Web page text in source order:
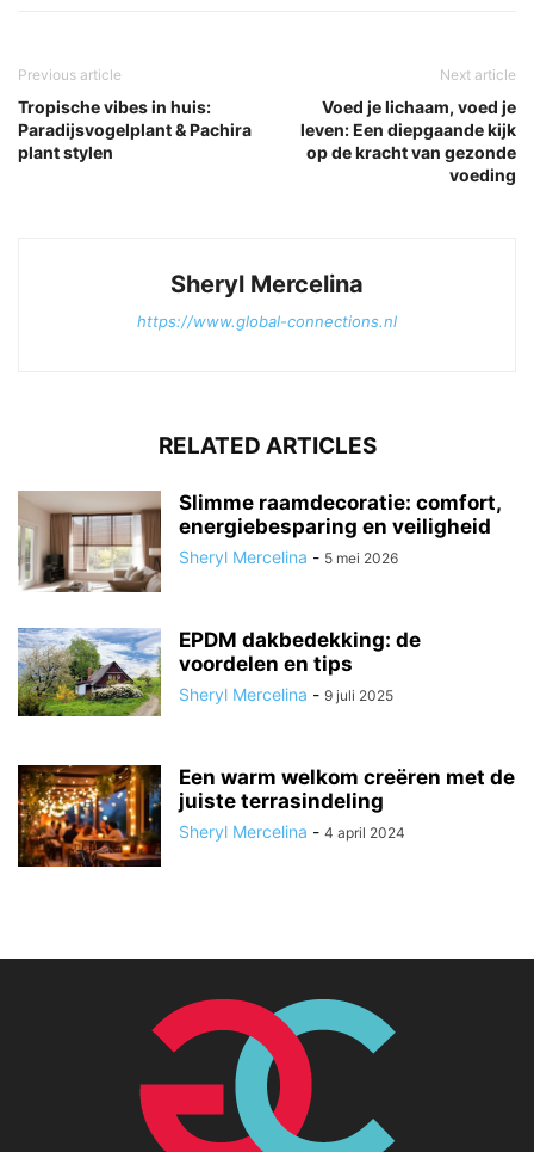
Previous article
Tropische vibes in huis:
Paradijsvogelplant & Pachira
plant stylen
Next article
Voed je lichaam, voed je
leven: Een diepgaande kijk
op de kracht van gezonde
voeding
Sheryl Mercelina
https://www.global-connections.nl
RELATED ARTICLES
Slimme raamdecoratie: comfort,
energiebesparing en veiligheid
Sheryl Mercelina - 5 mei 2026
EPDM dakbedekking: de
voordelen en tips
Sheryl Mercelina - 9 juli 2025
Een warm welkom creëren met de
juiste terrasindeling
Sheryl Mercelina - 4 april 2024